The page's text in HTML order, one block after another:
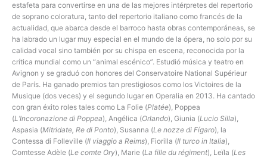
estafeta para convertirse en una de las mejores intérpretes del repertorio
de soprano coloratura, tanto del repertorio italiano como francés de la
actualidad, que abarca desde el barroco hasta obras contemporáneas, se
ha labrado un lugar muy especial en el mundo de la ópera, no solo por su
calidad vocal sino también por su chispa en escena, reconocida por la
crítica mundial como un “animal escénico”. Estudió música y teatro en
Avignon y se graduó con honores del Conservatoire National Supérieur
de París. Ha ganado premios tan prestigiosos como los Victoires de la
Musique (dos veces) y el segundo lugar en Operalia en 2013. Ha cantado
con gran éxito roles tales como La Folie (Platée), Poppea
(L’Incoronazione di Poppea), Angélica (Orlando), Giunia (Lucio Silla),
Aspasia (Mitridate, Re di Ponto), Susanna (Le nozze di Fígaro), la
Contessa di Folleville (Il viaggio a Reims), Fiorilla (Il turco in Italia),
Comtesse Adèle (Le comte Ory), Marie (La fille du régiment), Leïla (Les